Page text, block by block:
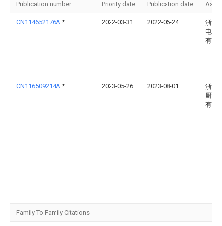
Publication number Priority date Publication date
CN114652176A * 2022-03-31 2022-06-24
浙江
电器
有限
CN116509214A * 2023-05-26 2023-08-01
浙江
厨电
有限
Family To Family Citations